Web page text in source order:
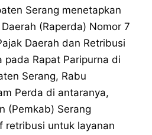
Serang menetapkan
(Raperda) Nomor 7
Daerah dan Retribusi
pada Rapat Paripurna di
Serang, Rabu
Perda di antaranya,
(Pemkab) Serang
retribusi untuk layanan